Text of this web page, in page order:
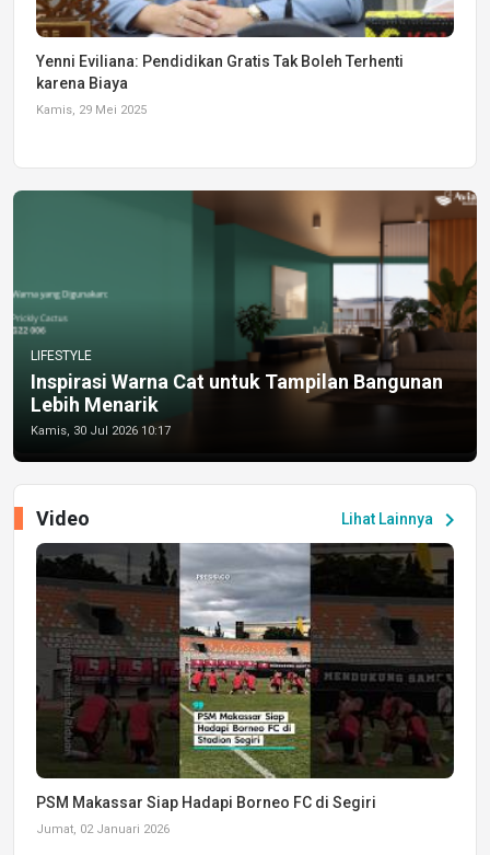
Yenni Eviliana: Pendidikan Gratis Tak Boleh Terhenti
karena Biaya
Kamis, 29 Mei 2025
LIFESTYLE
Inspirasi Warna Cat untuk Tampilan Bangunan
Lebih Menarik
Kamis, 30 Jul 2026 10:17
Lihat Lainnya chevron_right
Video
PSM Makassar Siap Hadapi Borneo FC di Segiri
Jumat, 02 Januari 2026